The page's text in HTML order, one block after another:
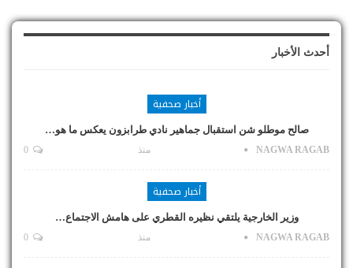
أحدث الأخبار
أخبار صحفية
صالح موطلو شن استقبال جماهير نادي طرابزون يعكس ما هو…
NAGWA RAGAB منذ
أخبار صحفية
وزير الخارجية يلتقي نظيره القطري على هامش الاجتماع…
NAGWA RAGAB منذ